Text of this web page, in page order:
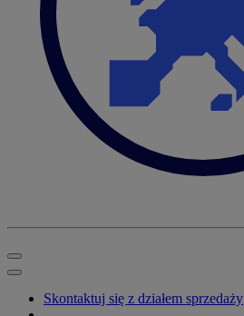
Skontaktuj się z działem sprzedaży